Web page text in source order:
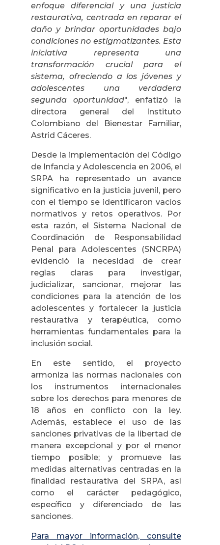
enfoque diferencial y una justicia
restaurativa, centrada en reparar el
daño y brindar oportunidades bajo
condiciones no estigmatizantes. Esta
iniciativa representa una
transformación crucial para el
sistema, ofreciendo a los jóvenes y
adolescentes una verdadera
segunda oportunidad", enfatizó la
directora general del Instituto
Colombiano del Bienestar Familiar,
Astrid Cáceres.
Desde la implementación del Código
de Infancia y Adolescencia en 2006, el
SRPA ha representado un avance
significativo en la justicia juvenil, pero
con el tiempo se identificaron vacíos
normativos y retos operativos. Por
esta razón, el Sistema Nacional de
Coordinación de Responsabilidad
Penal para Adolescentes (SNCRPA)
evidenció la necesidad de crear
reglas claras para investigar,
judicializar, sancionar, mejorar las
condiciones para la atención de los
adolescentes y fortalecer la justicia
restaurativa y terapéutica, como
herramientas fundamentales para la
inclusión social.
En este sentido, el proyecto
armoniza las normas nacionales con
los instrumentos internacionales
sobre los derechos para menores de
18 años en conflicto con la ley.
Además, establece el uso de las
sanciones privativas de la libertad de
manera excepcional y por el menor
tiempo posible; y promueve las
medidas alternativas centradas en la
finalidad restaurativa del SRPA, así
como el carácter pedagógico,
específico y diferenciado de las
sanciones.
Para mayor información, consulte